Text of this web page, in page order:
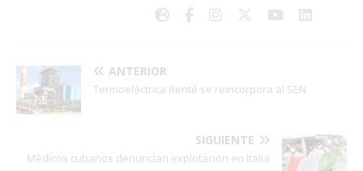
ANTERIOR
Termoeléctrica Renté se reincorpora al SEN
SIGUIENTE
Médicos cubanos denuncian explotación en Italia